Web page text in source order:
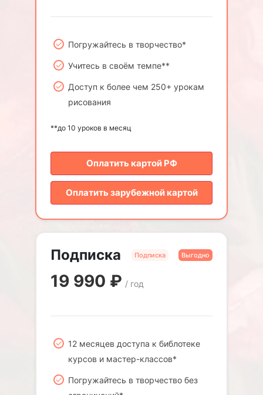
Погружайтесь в творчество*
Учитесь в своём темпе**
Доступ к более чем 250+ урокам
рисования
**до 10 уроков в месяц
Оплатить картой РФ
Оплатить зарубежной картой
Подписка Подписка Выгодно
19 990 ₽ / год
12 месяцев доступа к библотеке
курсов и мастер-классов*
Погружайтесь в творчество без